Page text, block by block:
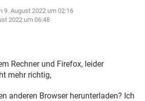
TIKTOK
INSTAGRAM
STREAMING
TIKTOK
HARDWARE
INSTAGRAM
9. August 2022 um 02:16
2022 um 06:48
Rechner und Firefox, leider
mehr richtig,
anderen Browser herunterladen? Ich